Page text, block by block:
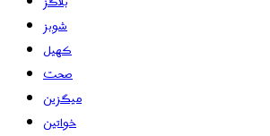
شوبز
کھیل
صحت
میگزین
خواتین